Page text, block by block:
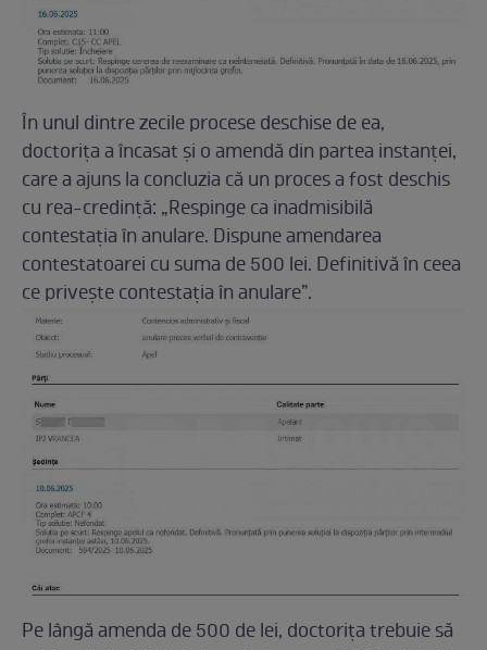
În unul dintre zecile procese deschise de ea,
doctorița a încasat și o amendă din partea instanței,
care a ajuns la concluzia că un proces a fost deschis
cu rea-credință: „Respinge ca inadmisibilă
contestaţia în anulare. Dispune amendarea
contestatoarei cu suma de 500 lei. Definitivă în ceea
ce priveşte contestaţia în anulare”.
Pe lângă amenda de 500 de lei, doctorița trebuie să